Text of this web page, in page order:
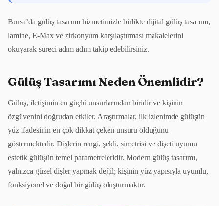
Bursa’da gülüş tasarımı hizmetimizle birlikte dijital gülüş tasarımı,
lamine, E-Max ve zirkonyum karşılaştırması makalelerini
okuyarak süreci adım adım takip edebilirsiniz.
Gülüş Tasarımı Neden Önemlidir?
Gülüş, iletişimin en güçlü unsurlarından biridir ve kişinin
özgüvenini doğrudan etkiler. Araştırmalar, ilk izlenimde gülüşün
yüz ifadesinin en çok dikkat çeken unsuru olduğunu
göstermektedir. Dişlerin rengi, şekli, simetrisi ve dişeti uyumu
estetik gülüşün temel parametreleridir. Modern gülüş tasarımı,
yalnızca güzel dişler yapmak değil; kişinin yüz yapısıyla uyumlu,
fonksiyonel ve doğal bir gülüş oluşturmaktır.